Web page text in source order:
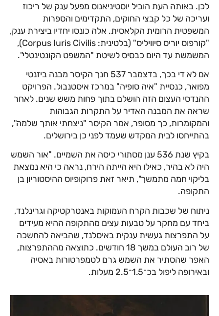
לכן. באותה העת הוביל יוסטיניאנוס מפעל ענק של ריכוז
ועריכה של כל קבצי החוקים, התקדימים והספרות
המשפטית הרומית הקלאסית. אלה כונסו יחדיו ביצירת ענק,
"קורפוס יוריס סיוויליס" (בלטינית: Corpus Iuris Civilis),
המשמשת עד היום כבסיס לשיטת "המשפט הקונטינטלי".
אם לא די בכך, בדצמבר 537 חנך הקיסר מבנה ביזנטי
מפואר, כנסיית "איה סופיה" במרכז איסטנבול. הפרויקט
ההנדסי העצום הזה הושלם בתוך פחות משש שנים. לאחר
שראה את המבנה האדיר על התקרות הגבוהות
והמקומרות, כך מסופר, אמר הקיסר "ניצחתי אותך שלמה",
בהתייחסו לבית המקדש שעמד לפני כן בירושלים.
בקיץ שנת 536 ענן מסתורי כיסה את השמיים. "אור השמש
היה לא בהיר, כאילו היא הייתה הירח, נראה כי היא נמצאת
בליקוי חמה מתמשך", תיאר זאת פרוקופיוס ההיסטוריון בן
התקופה.
ניתוח של שכבות הקרח העמוקות באנטרקטיקה וגרינלנד,
ביחד עם מחקר על טבעות עצים מהתקופה ההיא מעידים
על התפרצות געשית ענקית באיסלנד, שהביאה להחשכה
של רוב העולם במשך 18 חודשים. כתוצאה מההתפרצות,
האפר שהסתיר את השמש גרם לטמפרטורות באסיה
ובאירופה ליפול בכ־1.5־2.5 מעלות.